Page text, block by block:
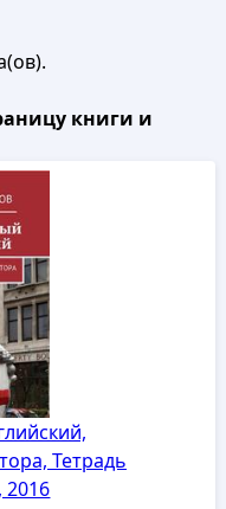
книги и
Тетрадь
2016